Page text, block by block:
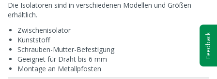
Die Isolatoren sind in verschiedenen Modellen und Größen
erhältlich.
Zwischenisolator
Kunststoff
Schrauben-Mutter-Befestigung
Geeignet für Draht bis 6 mm
Montage an Metallpfosten
Feedback